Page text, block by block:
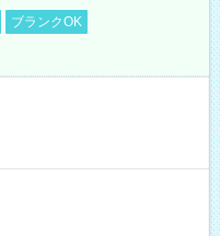
ブランクOK